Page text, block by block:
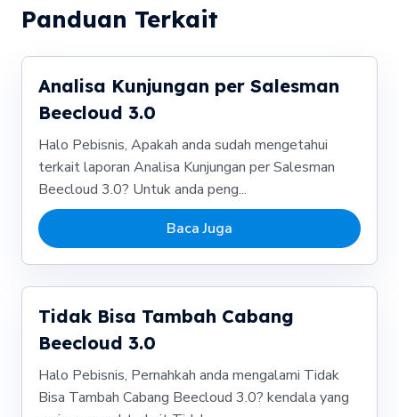
Panduan Terkait
Analisa Kunjungan per Salesman
Beecloud 3.0
Halo Pebisnis, Apakah anda sudah mengetahui
terkait laporan Analisa Kunjungan per Salesman
Beecloud 3.0? Untuk anda peng...
Baca Juga
Tidak Bisa Tambah Cabang
Beecloud 3.0
Halo Pebisnis, Pernahkah anda mengalami Tidak
Bisa Tambah Cabang Beecloud 3.0? kendala yang